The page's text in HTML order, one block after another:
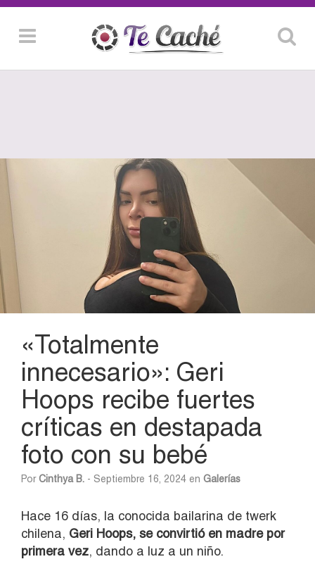
«Totalmente
innecesario»: Geri
Hoops recibe fuertes
críticas en destapada
foto con su bebé
PorCinthya B. - Septiembre 16, 2024 en Galerías
Hace 16 días, la conocida bailarina de twerk
chilena, Geri Hoops, se convirtió en madre por
primera vez, dando a luz a un niño.